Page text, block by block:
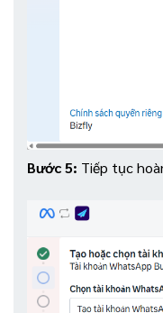
Bước 5: Tiếp tục